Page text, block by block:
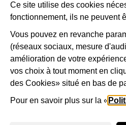
Ce site utilise des cookies
fonctionnement, ils ne peuvent
Vous pouvez en revanche
(réseaux sociaux, mesure
amélioration de votre
vos choix à tout moment en
des Cookies» situé en bas de
Pour en savoir plus sur la «
Le Théâtre Louis Aragon, scène
création - danse, est soutenu par la
Département de la Seine-Saint-Denis,
de-France.
3-